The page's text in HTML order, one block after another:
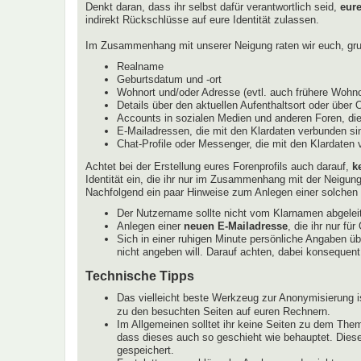
Denkt daran, dass ihr selbst dafür verantwortlich seid,
indirekt Rückschlüsse auf eure Identität zulassen.
Im Zusammenhang mit unserer Neigung raten wir euch,
Realname
Geburtsdatum und -ort
Wohnort und/oder Adresse (evtl. auch frühere
Details über den aktuellen Aufenthaltsort oder über
Accounts in sozialen Medien und anderen Foren,
E-Mailadressen, die mit den Klardaten verbunden
Chat-Profile oder Messenger, die mit den Klardaten
Achtet bei der Erstellung eures Forenprofils auch darauf,
Identität ein, die ihr nur im Zusammenhang mit der
Nachfolgend ein paar Hinweise zum Anlegen einer
Der Nutzername sollte nicht vom Klarnamen
Anlegen einer neuen E-Mailadresse, die ihr nur für
Sich in einer ruhigen Minute persönliche Angaben
nicht angeben will. Darauf achten, dabei
Technische Tipps
Das vielleicht beste Werkzeug zur Anonymisierung
zu den besuchten Seiten auf euren Rechnern.
Im Allgemeinen solltet ihr keine Seiten zu dem
dass dieses auch so geschieht wie behauptet.
gespeichert.